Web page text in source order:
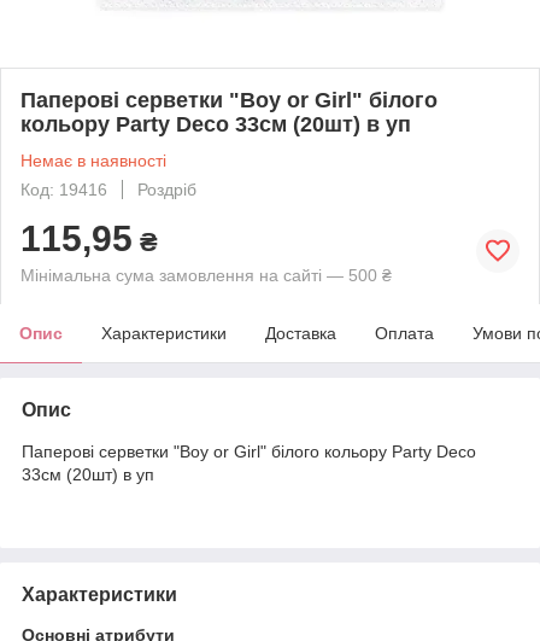
Паперові серветки "Boy or Girl" білого
кольору Party Deco 33см (20шт) в уп
Немає в наявності
Код: 19416
Роздріб
115,95 ₴
Мінімальна сума замовлення на сайті — 500 ₴
Опис Характеристики Доставка Оплата Умови
Опис
Паперові серветки "Boy or Girl" білого кольору Party Deco
33см (20шт) в уп
Характеристики
Основні атрибути